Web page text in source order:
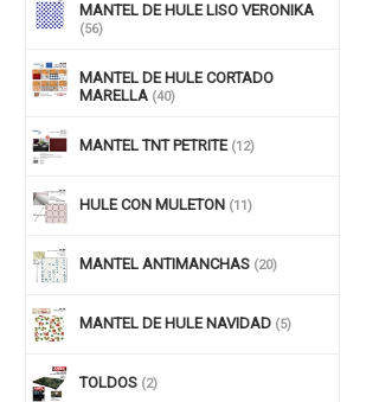
MANTEL DE HULE LISO VERONIKA
(56)
MANTEL DE HULE CORTADO
MARELLA (40)
MANTEL TNT PETRITE (12)
HULE CON MULETON (11)
MANTEL ANTIMANCHAS (20)
MANTEL DE HULE NAVIDAD (5)
TOLDOS (2)